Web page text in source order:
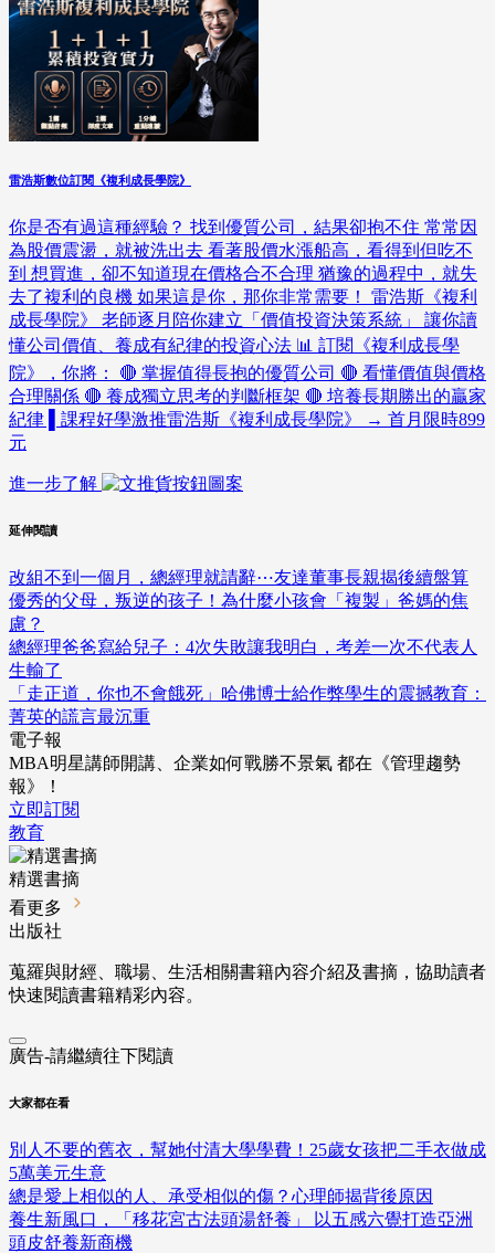
雷浩斯數位訂閱《複利成長學院》
你是否有過這種經驗？ 找到優質公司，結果卻抱不住 常常因
為股價震盪，就被洗出去 看著股價水漲船高，看得到但吃不
到 想買進，卻不知道現在價格合不合理 猶豫的過程中，就失
去了複利的良機 如果這是你，那你非常需要！ 雷浩斯《複利
成長學院》 老師逐月陪你建立「價值投資決策系統」 讓你讀
懂公司價值、養成有紀律的投資心法 📊 訂閱《複利成長學
院》，你將： 🔴 掌握值得長抱的優質公司 🔴 看懂價值與價格
合理關係 🔴 養成獨立思考的判斷框架 🔴 培養長期勝出的贏家
紀律 ▌課程好學激推雷浩斯《複利成長學院》 → 首月限時899
元
進一步了解
延伸閱讀
改組不到一個月，總經理就請辭⋯友達董事長親揭後續盤算
優秀的父母，叛逆的孩子！為什麼小孩會「複製」爸媽的焦
慮？
總經理爸爸寫給兒子：4次失敗讓我明白，考差一次不代表人
生輸了
「走正道，你也不會餓死」哈佛博士給作弊學生的震撼教育：
菁英的謊言最沉重
電子報
MBA明星講師開講、企業如何戰勝不景氣 都在《管理趨勢
報》！
立即訂閱
教育
精選書摘
看更多
出版社
蒐羅與財經、職場、生活相關書籍內容介紹及書摘，協助讀者
快速閱讀書籍精彩內容。
廣告-請繼續往下閱讀
大家都在看
別人不要的舊衣，幫她付清大學學費！25歲女孩把二手衣做成
5萬美元生意
總是愛上相似的人、承受相似的傷？心理師揭背後原因
養生新風口，「移花宮古法頭湯舒養」 以五感六覺打造亞洲
頭皮舒養新商機